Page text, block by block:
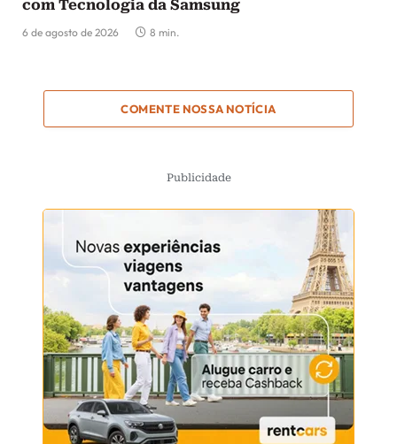
com Tecnologia da Samsung
6 de agosto de 2026 8 min.
COMENTE NOSSA NOTÍCIA
Publicidade